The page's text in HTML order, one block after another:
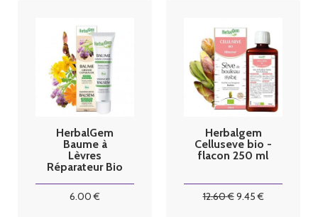
HerbalGem
Baume à
Lèvres
Réparateur Bio
6.00 €
Herbalgem
Celluseve bio -
flacon 250 ml
12.60€9.45€